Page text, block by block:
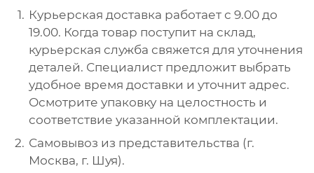
Курьерская доставка работает с 9.00 до
19.00. Когда товар поступит на склад,
курьерская служба свяжется для уточнения
деталей. Специалист предложит выбрать
удобное время доставки и уточнит адрес.
Осмотрите упаковку на целостность и
соответствие указанной комплектации.
Самовывоз из представительства (г.
Москва, г. Шуя).